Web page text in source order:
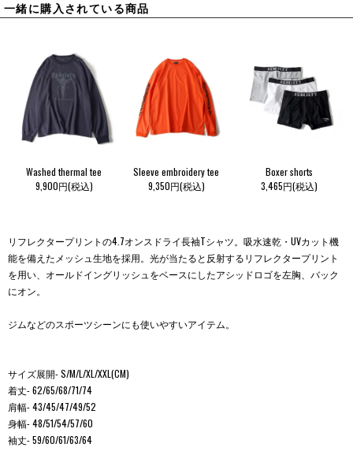
一緒に購入されている商品
Washed thermal tee
9,900円(税込)
Sleeve embroidery tee
9,350円(税込)
Boxer shorts
3,465円(税込)
リフレクタープリントの4.7オンスドライ長袖Tシャツ。吸水速乾・UVカット機
能を備えたメッシュ生地を採用。光が当たると反射するリフレクタープリント
を用い、オールドイングリッシュをベースにしたアシッドロゴを左胸、バック
にオン。
ジムなどのスポーツシーンにも使いやすいアイテム。
サイズ展開- S/M/L/XL/XXL(CM)
着丈- 62/65/68/71/74
肩幅- 43/45/47/49/52
身幅- 48/51/54/57/60
袖丈- 59/60/61/63/64